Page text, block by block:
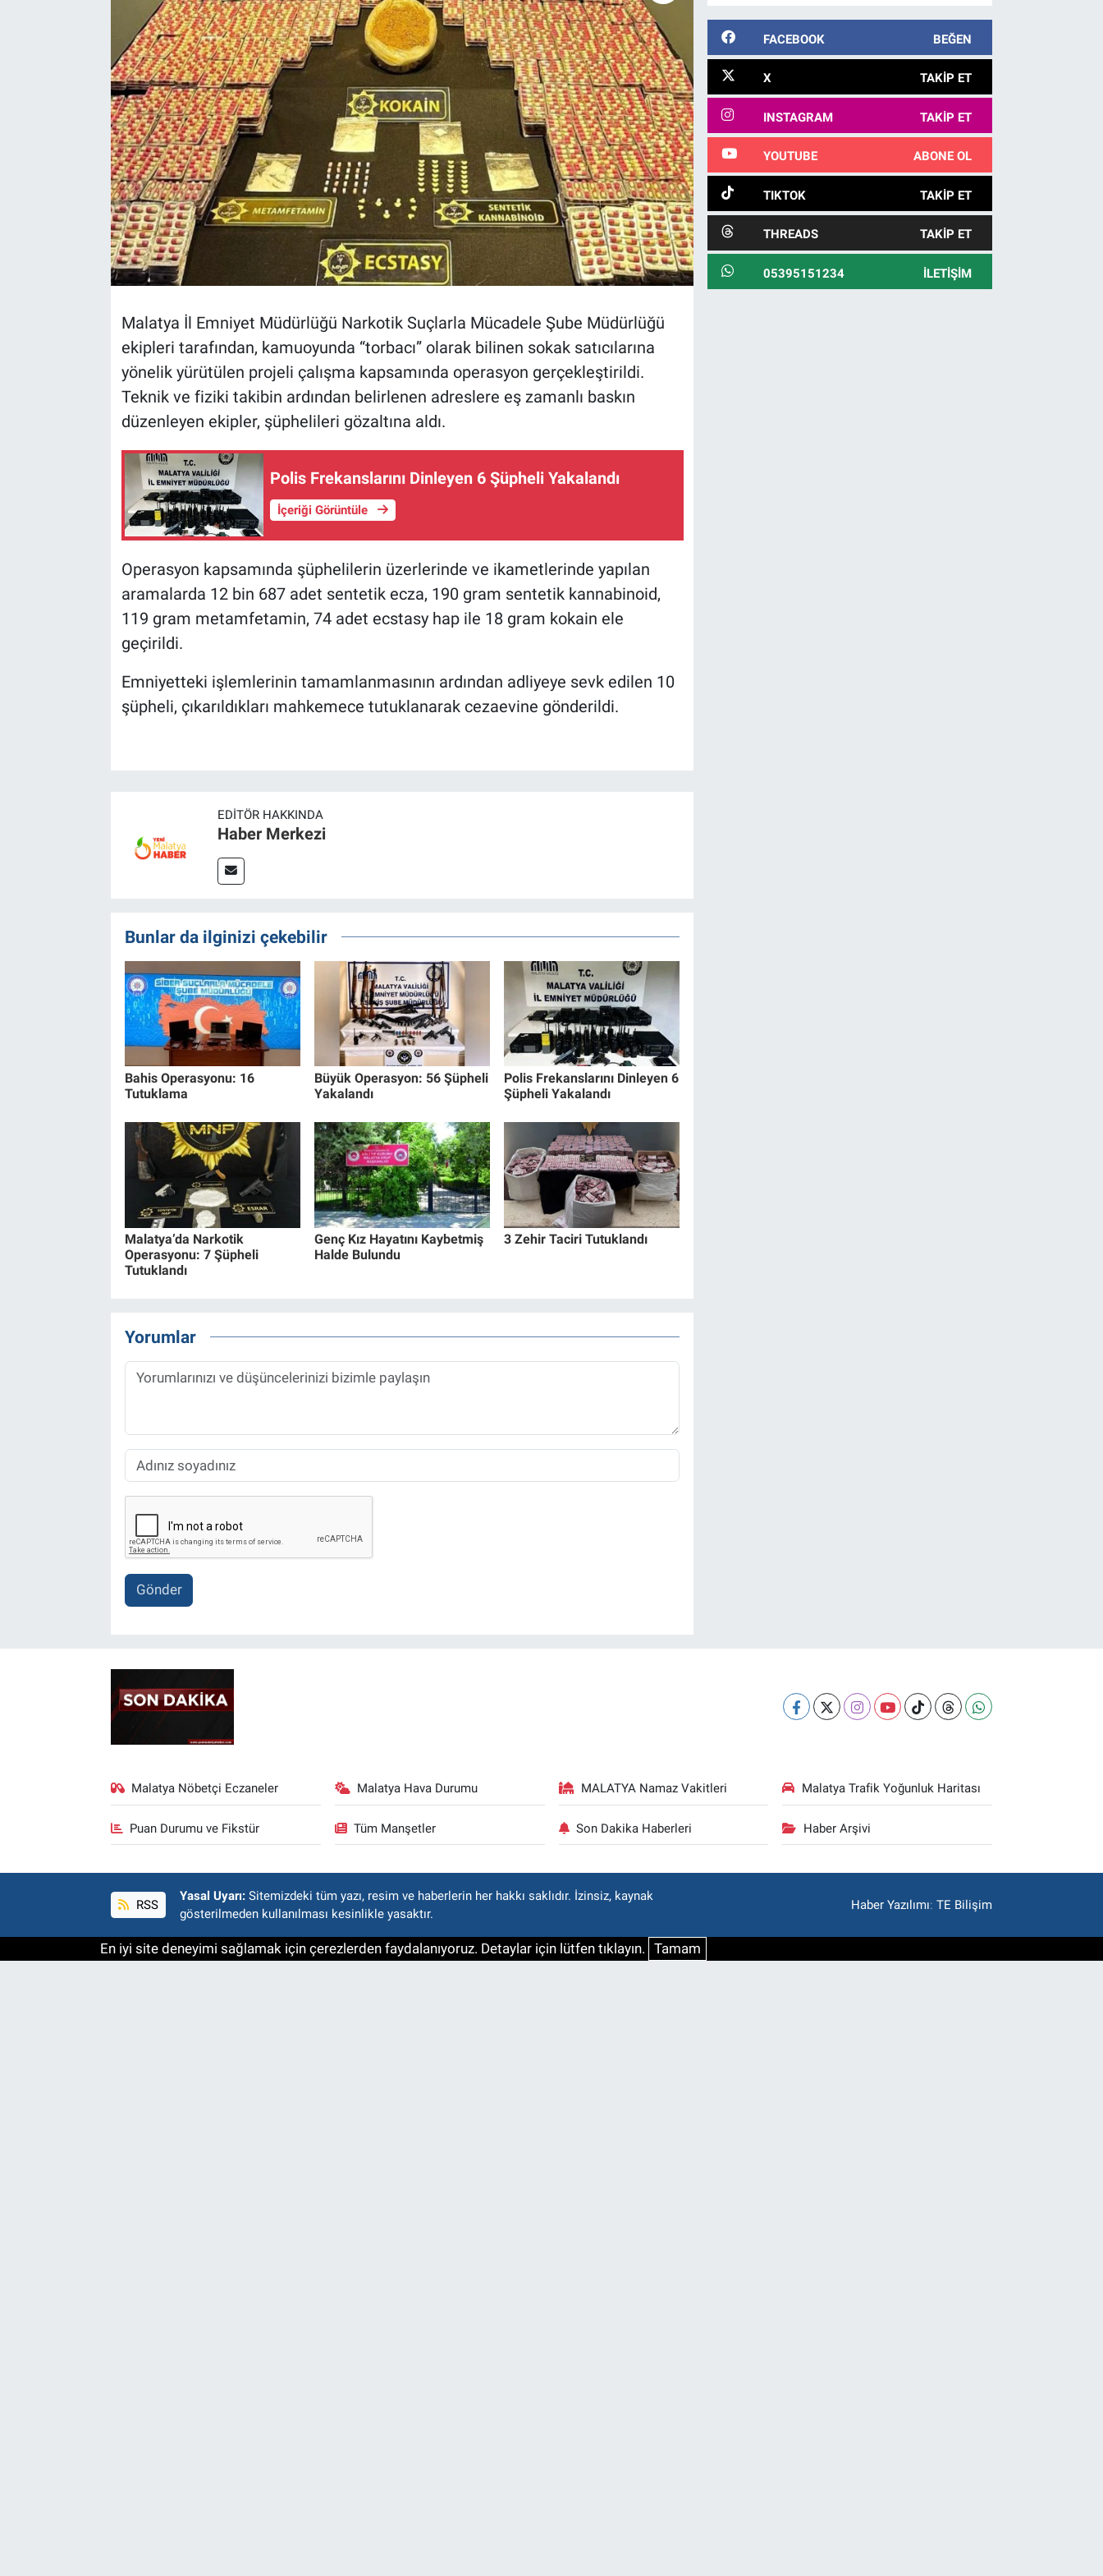
Malatya İl Emniyet Müdürlüğü Narkotik Suçlarla Mücadele Şube Müdürlüğü
ekipleri tarafından, kamuoyunda “torbacı” olarak bilinen sokak satıcılarına
yönelik yürütülen projeli çalışma kapsamında operasyon gerçekleştirildi.
Teknik ve fiziki takibin ardından belirlenen adreslere eş zamanlı baskın
düzenleyen ekipler, şüphelileri gözaltına aldı.
Polis Frekanslarını Dinleyen 6 Şüpheli Yakalandı
İçeriği Görüntüle
Operasyon kapsamında şüphelilerin üzerlerinde ve ikametlerinde yapılan
aramalarda 12 bin 687 adet sentetik ecza, 190 gram sentetik kannabinoid,
119 gram metamfetamin, 74 adet ecstasy hap ile 18 gram kokain ele
geçirildi.
Emniyetteki işlemlerinin tamamlanmasının ardından adliyeye sevk edilen 10
şüpheli, çıkarıldıkları mahkemece tutuklanarak cezaevine gönderildi.
EDITÖR HAKKINDA
Haber Merkezi
Bunlar da ilginizi çekebilir
Bahis Operasyonu: 16
Tutuklama
Büyük Operasyon: 56 Şüpheli
Yakalandı
Polis Frekanslarını Dinleyen 6
Şüpheli Yakalandı
Malatya’da Narkotik
Operasyonu: 7 Şüpheli
Tutuklandı
Genç Kız Hayatını Kaybetmiş
Halde Bulundu
3 Zehir Taciri Tutuklandı
Yorumlar
Gönder
FACEBOOK BEĞEN
X TAKIP ET
INSTAGRAM TAKIP ET
YOUTUBE ABONE OL
TIKTOK TAKIP ET
THREADS TAKIP ET
05395151234 İLETIŞIM
Malatya Nöbetçi Eczaneler Malatya Hava Durumu MALATYA Namaz Vakitleri Malatya Trafik Yoğunluk Haritası
Puan Durumu ve Fikstür Tüm Manşetler Son Dakika Haberleri Haber Arşivi
RSS
Yasal Uyarı: Sitemizdeki tüm yazı, resim ve haberlerin her hakkı saklıdır. İzinsiz, kaynak
gösterilmeden kullanılması kesinlikle yasaktır.
Haber Yazılımı:TE Bilişim
En iyi site deneyimi sağlamak için çerezlerden faydalanıyoruz. Detaylar için lütfen tıklayın. Tamam